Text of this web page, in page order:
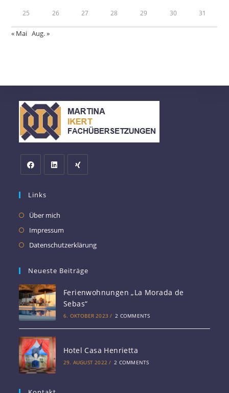
25 26 27 28 29 30 31
« Mai Aug. »
Links
Über mich
Impressum
Datenschutzerklärung
Neueste Beiträge
Ferienwohnungen „La Morada de
Sebas“
6. OKTOBER 2023 / 2 COMMENTS
Hotel Casa Henrietta
29. AUGUST 2022 / 2 COMMENTS